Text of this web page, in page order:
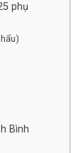
phụ
Bình